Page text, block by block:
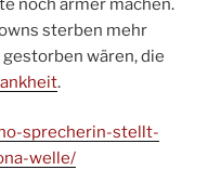
noch ärmer machen.
sterben mehr
wären, die
.
sprecherin-stellt-
welle/